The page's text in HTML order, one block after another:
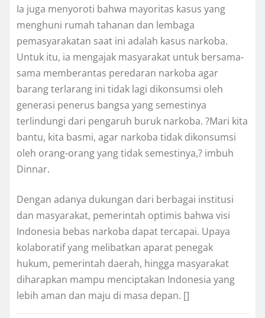
Ia juga menyoroti bahwa mayoritas kasus yang
menghuni rumah tahanan dan lembaga
pemasyarakatan saat ini adalah kasus narkoba.
Untuk itu, ia mengajak masyarakat untuk bersama-
sama memberantas peredaran narkoba agar
barang terlarang ini tidak lagi dikonsumsi oleh
generasi penerus bangsa yang semestinya
terlindungi dari pengaruh buruk narkoba. ?Mari kita
bantu, kita basmi, agar narkoba tidak dikonsumsi
oleh orang-orang yang tidak semestinya,? imbuh
Dinnar.
Dengan adanya dukungan dari berbagai institusi
dan masyarakat, pemerintah optimis bahwa visi
Indonesia bebas narkoba dapat tercapai. Upaya
kolaboratif yang melibatkan aparat penegak
hukum, pemerintah daerah, hingga masyarakat
diharapkan mampu menciptakan Indonesia yang
lebih aman dan maju di masa depan. []